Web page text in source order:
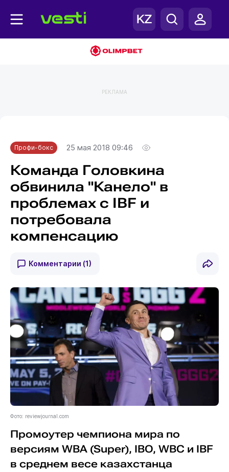
РЕКЛАМА
Профи-бокс 25 мая 2018 09:46
Команда Головкина
обвинила "Канело" в
проблемах с IBF и
потребовала
компенсацию
Комментарии (1)
Фото: reviewjournal.com
Промоутер чемпиона мира по
версиям WBA (Super), IBO, WBC и IBF
в среднем весе казахстанца